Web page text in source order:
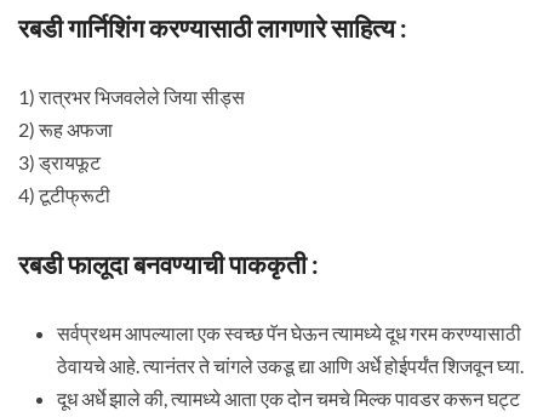
रबडी गार्निशिंग करण्यासाठी लागणारे साहित्य :
1) रात्रभर भिजवलेले जिया सीड्स
2) रूह अफजा
3) ड्रायफूट
4) टूटीफ्रूटी
रबडी फालूदा बनवण्याची पाककृती :
सर्वप्रथम आपल्याला एक स्वच्छ पॅन घेऊन त्यामध्ये दूध गरम करण्यासाठी
ठेवायचे आहे. त्यानंतर ते चांगले उकडू द्या आणि अर्धे होईपर्यंत शिजवून घ्या.
दूध अर्धे झाले की, त्यामध्ये आता एक दोन चमचे मिल्क पावडर करून घट्ट